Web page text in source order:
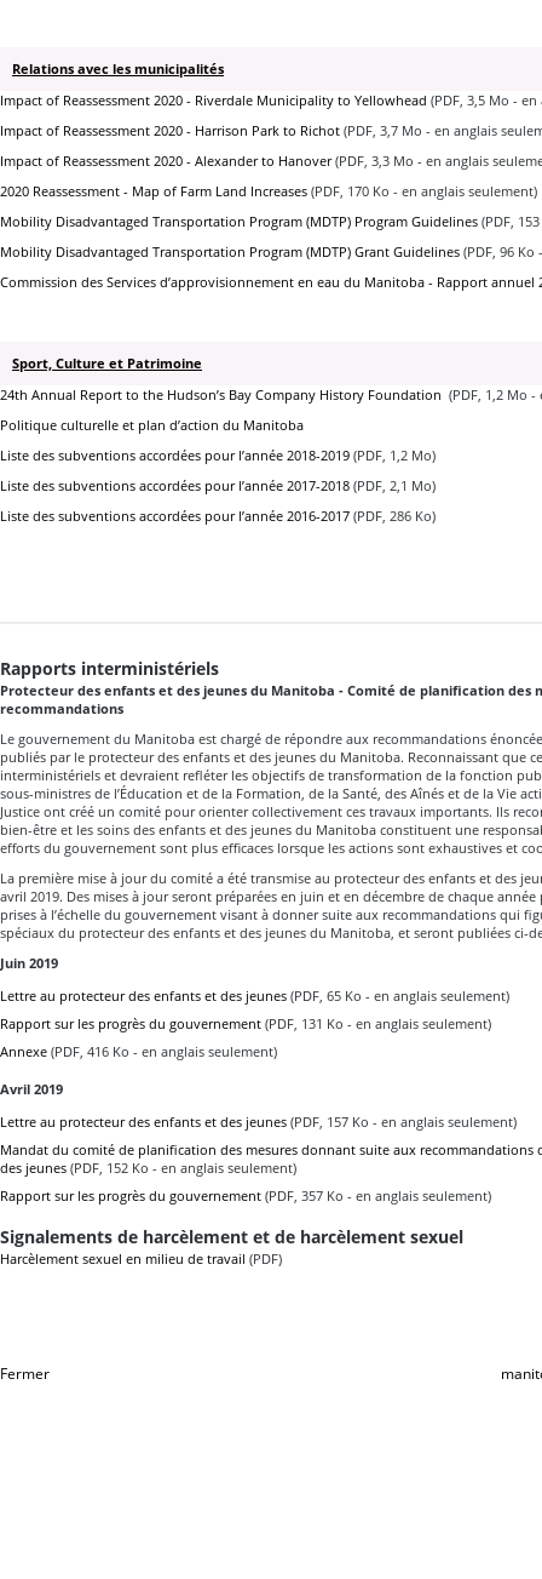
Relations avec les municipalités
Impact of Reassessment 2020 - Riverdale Municipality to Yellowhead (PDF, 3,5 Mo -
Impact of Reassessment 2020 - Harrison Park to Richot (PDF, 3,7 Mo - en anglais
Impact of Reassessment 2020 - Alexander to Hanover(PDF, 3,3 Mo - en anglais
2020 Reassessment - Map of Farm Land Increases (PDF, 170 Ko - en anglais seulement)
Mobility Disadvantaged Transportation Program (MDTP) Program Guidelines (PDF,
Mobility Disadvantaged Transportation Program (MDTP) Grant Guidelines (PDF, 96
Commission des Services d’approvisionnement en eau du Manitoba - Rapport annuel
Sport, Culture et Patrimoine
24th Annual Report to the Hudson’s Bay Company History Foundation (PDF, 1,2 Mo
Politique culturelle et plan d’action du Manitoba
Liste des subventions accordées pour l’année 2018-2019 (PDF, 1,2 Mo)
Liste des subventions accordées pour l’année 2017-2018 (PDF, 2,1 Mo)
Liste des subventions accordées pour l’année 2016-2017 (PDF, 286 Ko)
Rapports interministériels
Protecteur des enfants et des jeunes du Manitoba - Comité de planification des
recommandations
Le gouvernement du Manitoba est chargé de répondre aux recommandations
publiés par le protecteur des enfants et des jeunes du Manitoba. Reconnaissant que
interministériels et devraient refléter les objectifs de transformation de la fonction
sous-ministres de l’Éducation et de la Formation, de la Santé, des Aînés et de la Vie
Justice ont créé un comité pour orienter collectivement ces travaux importants. Ils
bien-être et les soins des enfants et des jeunes du Manitoba constituent une
efforts du gouvernement sont plus efficaces lorsque les actions sont exhaustives et
La première mise à jour du comité a été transmise au protecteur des enfants et des
avril 2019. Des mises à jour seront préparées en juin et en décembre de chaque
prises à l’échelle du gouvernement visant à donner suite aux recommandations qui
spéciaux du protecteur des enfants et des jeunes du Manitoba, et seront publiées ci-
Juin 2019
Lettre au protecteur des enfants et des jeunes (PDF, 65 Ko - en anglais seulement)
Rapport sur les progrès du gouvernement (PDF, 131 Ko - en anglais seulement)
Annexe (PDF, 416 Ko - en anglais seulement)
Avril 2019
Lettre au protecteur des enfants et des jeunes (PDF, 157 Ko - en anglais seulement)
Mandat du comité de planification des mesures donnant suite aux recommandations
des jeunes (PDF, 152 Ko - en anglais seulement)
Rapport sur les progrès du gouvernement (PDF, 357 Ko - en anglais seulement)
Signalements de harcèlement et de harcèlement sexuel
Harcèlement sexuel en milieu de travail (PDF)
Fermer